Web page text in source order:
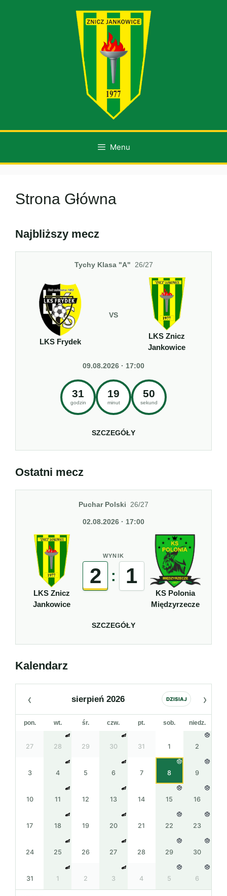
Menu
Strona Główna
Najbliższy mecz
Tychy Klasa "A" 26/27
LKS Frydek
VS
LKS Znicz
Jankowice
09.08.2026 · 17:00
31
godzin
19
minut
50
sekund
SZCZEGÓŁY
Ostatni mecz
Puchar Polski 26/27
02.08.2026 · 17:00
LKS Znicz
Jankowice
WYNIK
2 : 1
KS Polonia
Międzyrzecze
SZCZEGÓŁY
Kalendarz
‹ sierpień 2026 DZISIAJ ›
pon. wt. śr. czw. pt. sob. niedz.
27 28 29 30 31 1 2
3 4 5 6 7 8 9
10 11 12 13 14 15 16
17 18 19 20 21 22 23
24 25 26 27 28 29 30
31 1 2 3 4 5 6